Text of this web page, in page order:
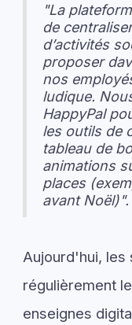
"La
de
d’activités
proposer
nos
ludique.
HappyPal
les outils de
tableau de
animations
places
avant Noël)".
Aujourd'hui, les
régulièrement
enseignes